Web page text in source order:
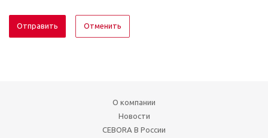
Отменить
О компании
Новости
CEBORA В России